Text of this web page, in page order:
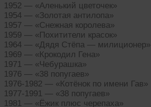
1952 — «Аленький цветочек»
1954 — «Золотая антилопа»
1957 — «Снежная королева»
1959 — «Похитители красок»
1964 — «Дядя Стёпа — милиционер»
1969 — «Крокодил Гена»
1971 — «Чебурашка»
1976 — «38 попугаев»
1976-1982 — «Котёнок по имени Гав»
1977-1991 — «38 попугаев»
1981 — «Ёжик плюс черепаха»